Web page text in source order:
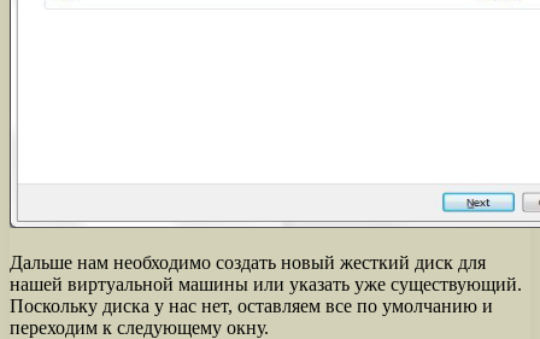
Дальше нам необходимо создать новый жесткий диск для
нашей виртуальной машины или указать уже существующий.
Поскольку диска у нас нет, оставляем все по умолчанию и
переходим к следующему окну.